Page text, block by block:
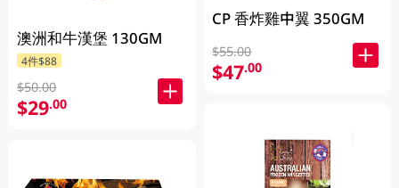
澳洲和牛漢堡 130GM
4件$88
$50.00
$29.00
CP 香炸雞中翼 350GM
$55.00
$47.00